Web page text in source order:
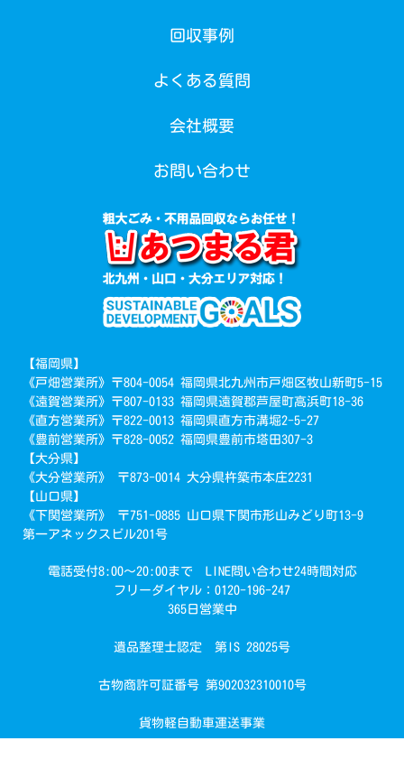
で簡単回収
回収事例
よくある質問
会社概要
お問い合わせ
【福岡県】
《戸畑営業所》〒804-0054 福岡県北九州市戸畑区牧山新町5-15
《遠賀営業所》〒807-0133 福岡県遠賀郡芦屋町高浜町18-36
《直方営業所》〒822-0013 福岡県直方市溝堀2-5-27
《豊前営業所》〒828-0052 福岡県豊前市塔田307-3
【大分県】
《大分営業所》 〒873-0014 大分県杵築市本庄2231
【山口県】
《下関営業所》 〒751-0885 山口県下関市形山みどり町13-9
第一アネックスビル201号
電話受付8:00～20:00まで LINE問い合わせ24時間対応
フリーダイヤル：0120-196-247
365日営業中
遺品整理士認定 第IS 28025号
古物商許可証番号 第902032310010号
貨物軽自動車運送事業